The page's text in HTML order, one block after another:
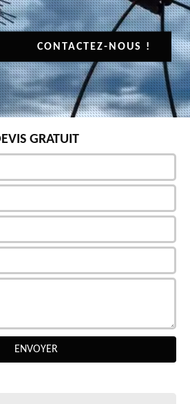
CONTACTEZ-NOUS !
GRATUIT